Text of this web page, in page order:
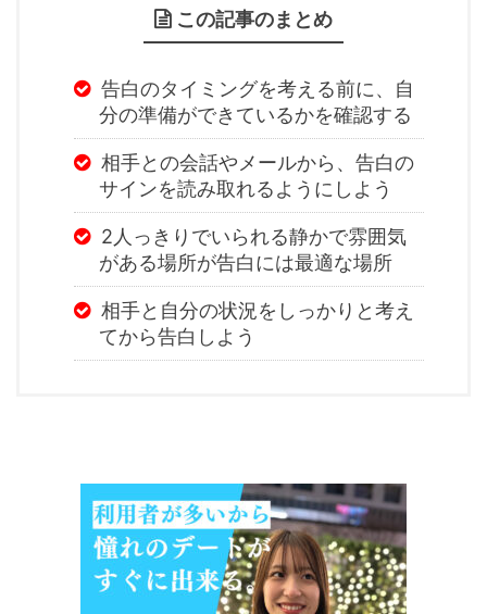
この記事のまとめ
告白のタイミングを考える前に、自
分の準備ができているかを確認する
相手との会話やメールから、告白の
サインを読み取れるようにしよう
2人っきりでいられる静かで雰囲気
がある場所が告白には最適な場所
相手と自分の状況をしっかりと考え
てから告白しよう